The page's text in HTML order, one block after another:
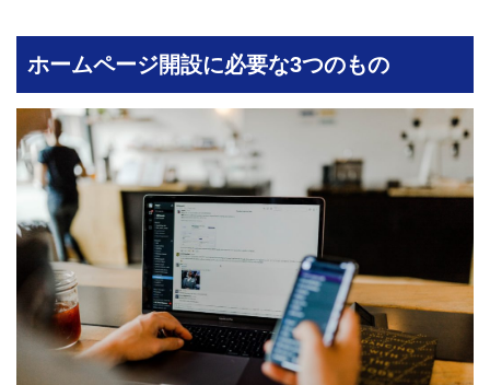
ホームページ開設に必要な3つのもの